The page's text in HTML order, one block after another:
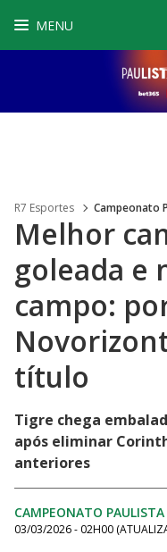
MENU
R7 Esportes Campeonato
Melhor
goleada e
campo:
título
Tigre chega
após eliminar
anteriores
CAMPEONATO PAULISTA
03/03/2026 - 02H00